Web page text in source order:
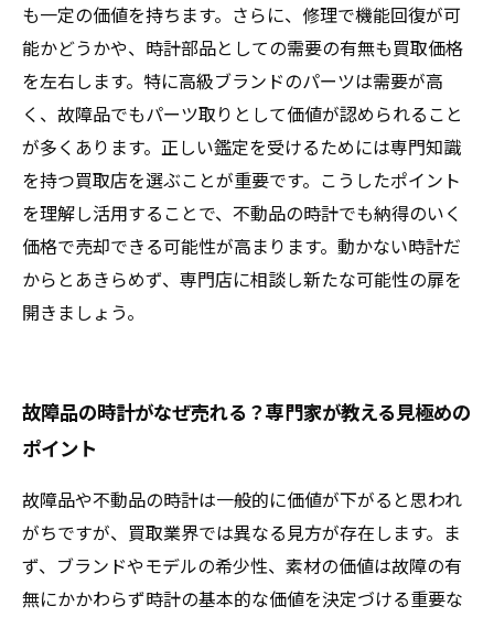
も一定の価値を持ちます。さらに、修理で機能回復が可
能かどうかや、時計部品としての需要の有無も買取価格
を左右します。特に高級ブランドのパーツは需要が高
く、故障品でもパーツ取りとして価値が認められること
が多くあります。正しい鑑定を受けるためには専門知識
を持つ買取店を選ぶことが重要です。こうしたポイント
を理解し活用することで、不動品の時計でも納得のいく
価格で売却できる可能性が高まります。動かない時計だ
からとあきらめず、専門店に相談し新たな可能性の扉を
開きましょう。
故障品の時計がなぜ売れる？専門家が教える見極めの
ポイント
故障品や不動品の時計は一般的に価値が下がると思われ
がちですが、買取業界では異なる見方が存在します。ま
ず、ブランドやモデルの希少性、素材の価値は故障の有
無にかかわらず時計の基本的な価値を決定づける重要な